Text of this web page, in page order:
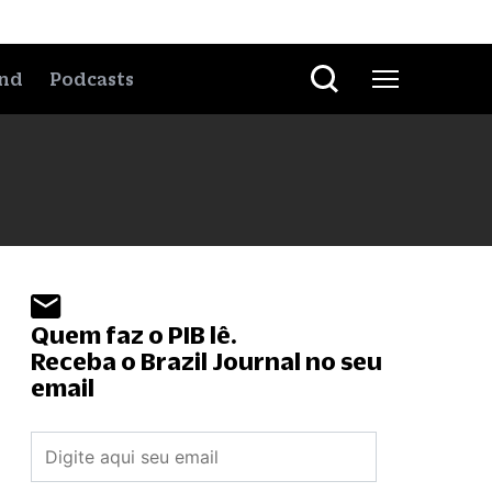
Podcasts
Quem faz o PIB lê.
Receba o Brazil Journal no seu
email